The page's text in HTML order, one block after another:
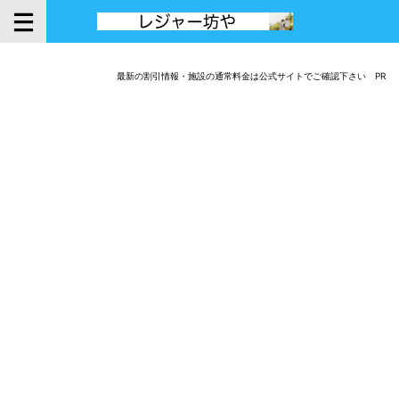
最新の割引情報・施設の通常料金は公式サイトでご確認下さい PR